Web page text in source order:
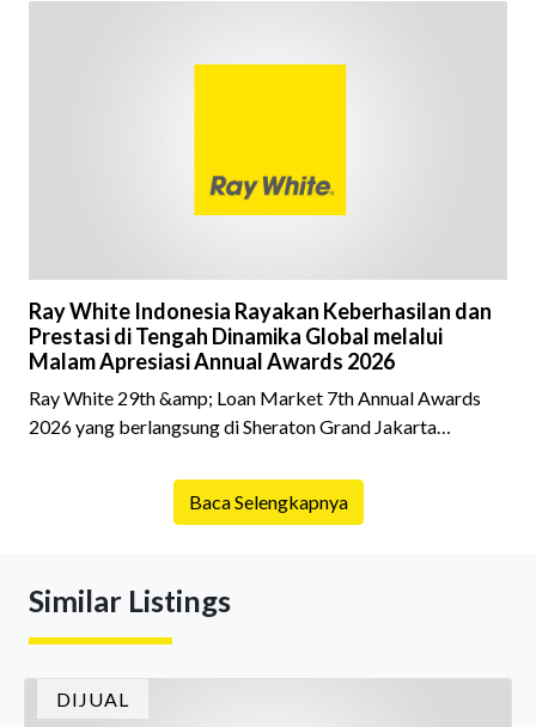
kepemilikan hunian maupun investasi properti. Namun
fokus pada harga atau lokasi tanpa memperhatikan
Ray White Indonesia Rayakan Keberhasilan dan
Prestasi di Tengah Dinamika Global melalui
Malam Apresiasi Annual Awards 2026
Ray White 29th &amp; Loan Market 7th Annual Awards
2026 yang berlangsung di Sheraton Grand Jakarta
istimewa bagi para pelaku industri properti dan keuangan.
Lebih dari 400 marketing executives dan principals
menghidupkan suasana, acara ini dihadiri oleh Country
Baca Selengkapnya
Similar Listings
DIJUAL